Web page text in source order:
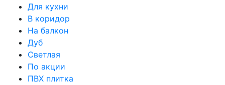
Для кухни
В коридор
На балкон
Дуб
Светлая
По акции
ПВХ плитка